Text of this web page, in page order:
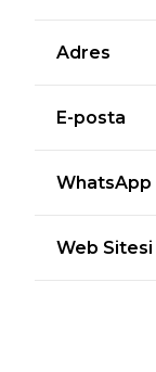
Adres
E-posta
WhatsApp
Web Sitesi